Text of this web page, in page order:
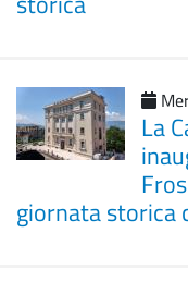
La
giornata storica